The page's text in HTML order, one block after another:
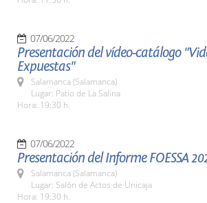
07/06/2022
Presentación del vídeo-catálogo
Expuestas"
Salamanca (Salamanca)
Lugar: Patio de La Salina
Hora: 19:30 h.
07/06/2022
Presentación del Informe FOESSA
Salamanca (Salamanca)
Lugar: Salón de Actos de Unicaja
Hora: 19:30 h.